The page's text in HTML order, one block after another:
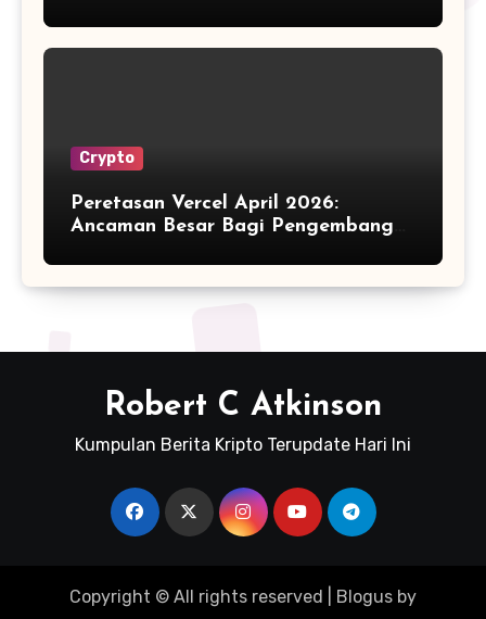
Crypto
Peretasan Vercel April 2026:
Ancaman Besar Bagi Pengembang
Robert C Atkinson
Kumpulan Berita Kripto Terupdate Hari Ini
Copyright © All rights reserved Blogus by